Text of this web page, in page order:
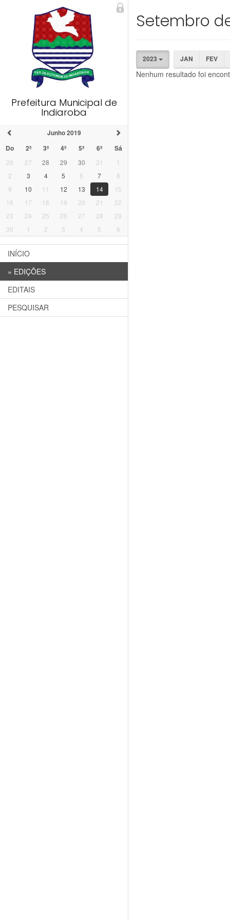
Prefeitura Municipal de
Indiaroba
Junho 2019
Do
2ª 3ª 4ª 5ª 6ª Sá
26 27 28 29 30 31
1
2
3 4 5 6 7
8
9
10 11 12 13 14
15
16
17 18 19 20 21
22
23
24 25 26 27 28
29
30
1 2 3 4 5 6
INÍCIO
» EDIÇÕES
EDITAIS
PESQUISAR
Setembro
2023 JAN FEV
Nenhum resultado foi